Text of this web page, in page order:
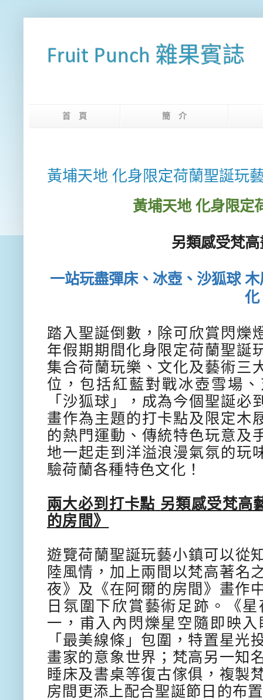
Fruit Punch 雜果賓誌
首 頁 簡 介
黃埔天地 化身限定荷蘭聖誕玩
黃埔天地 化身限定
另類感受梵
一站玩盡彈床、冰壺、沙狐球 木
化
踏入聖誕倒數，除可欣賞閃爍
年假期期間化身限定荷蘭聖誕
集合荷蘭玩樂、文化及藝術三
位，包括紅藍對戰冰壺雪場、
「沙狐球」，成為今個聖誕必
畫作為主題的打卡點及限定木
的熱門運動、傳統特色玩意及
地一起走到洋溢浪漫氣氛的玩
驗荷蘭各種特色文化！
兩大必到打卡點 另類感受梵高
的房間》
遊覽荷蘭聖誕玩藝小鎮可以從
陸風情， 加上兩間以梵高著名
夜》及《在阿爾的房間》畫作
日氛圍下欣賞藝術足跡。《星
一，甫入內閃爍星空隨即映入
「最美線條」包圍， 特置星光
畫家的意象世界；梵高另一知
睡床及書桌等復古傢俱， 複製
房間 更添 上配合聖誕節 日 的布